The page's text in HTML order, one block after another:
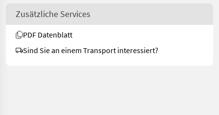
Zusätzliche Services
PDF Datenblatt
Sind Sie an einem Transport interessiert?